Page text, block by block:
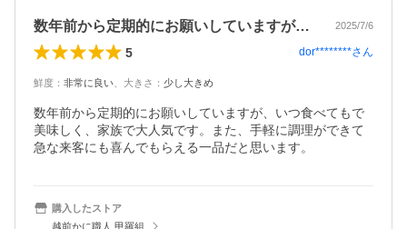
数年前から定期的にお願いしていますが、… 2025/7/6
5 dor********さん
鮮度 ： 非常に良い 大きさ ： 少し大きめ
数年前から定期的にお願いしていますが、いつ食べてもで
美味しく、家族で大人気です。また、手軽に調理ができて
急な来客にも喜んでもらえる一品だと思います。
購入したストア
越前かに職人 甲羅組